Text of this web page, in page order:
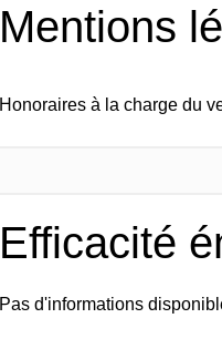
Mentions
Honoraires à la charge du
Efficacité
Pas d'informations